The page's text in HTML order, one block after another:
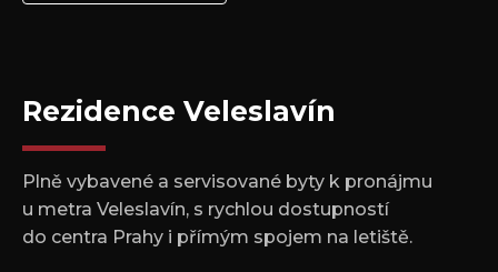
Rezidence Veleslavín
Plně vybavené a servisované byty k pronájmu
u metra Veleslavín, s rychlou dostupností
do centra Prahy i přímým spojem na letiště.